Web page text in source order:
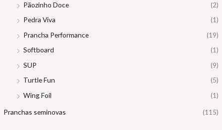
Pãozinho Doce
(2)
Pedra Viva
(1)
Prancha Performance
(19)
Softboard
(1)
SUP
(9)
Turtle Fun
(5)
Wing Foil
(1)
Pranchas seminovas (115)